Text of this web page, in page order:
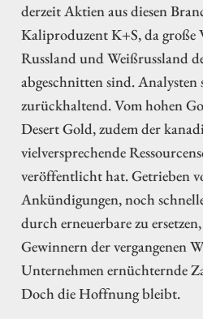
derzeit Aktien aus diesen
Kaliproduzent K+S, da große
Russland und Weißrussland
abgeschnitten sind. Analysten
zurückhaltend. Vom hohen
Desert Gold, zudem der
vielversprechende
veröffentlicht hat. Getrieben
Ankündigungen, noch
durch erneuerbare zu
Gewinnern der vergangenen
Unternehmen ernüchternde
Doch die Hoffnung bleibt.